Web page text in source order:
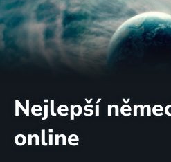
Nejlepší
online